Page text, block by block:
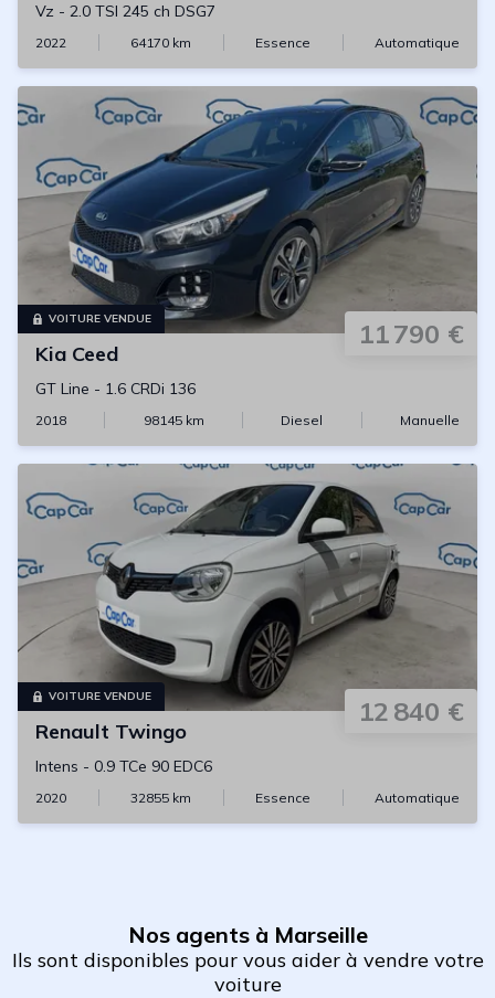
Vz - 2.0 TSI 245 ch DSG7
2022 64170 km Essence Automatique
VOITURE VENDUE 11 790 €
Kia Ceed
GT Line - 1.6 CRDi 136
2018 98145km Diesel Manuelle
VOITURE VENDUE 12 840 €
Renault Twingo
Intens - 0.9 TCe 90 EDC6
2020 32855 km Essence Automatique
Nos agents à Marseille
Ils sont disponibles pour vous aider à vendre votre
voiture